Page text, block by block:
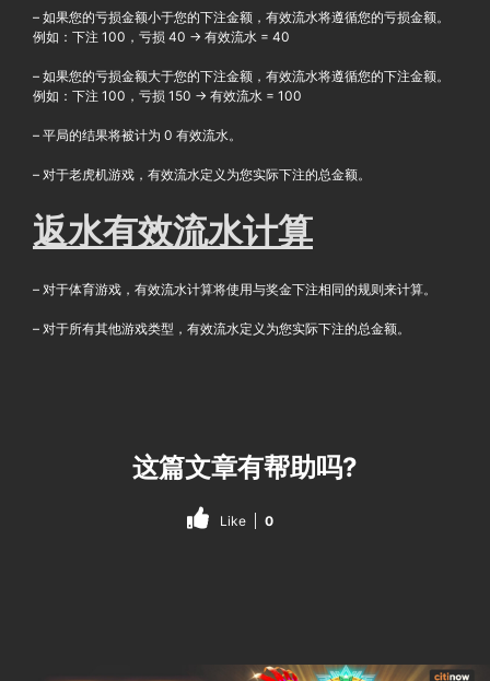
– 如果您的亏损金额小于您的下注金额，有效流水将遵循您的亏损金额。
例如：下注 100，亏损 40 → 有效流水 = 40
– 如果您的亏损金额大于您的下注金额，有效流水将遵循您的下注金额。
例如：下注 100，亏损 150 → 有效流水 = 100
– 平局的结果将被计为 0 有效流水。
– 对于老虎机游戏，有效流水定义为您实际下注的总金额。
返水有效流水计算
– 对于体育游戏，有效流水计算将使用与奖金下注相同的规则来计算。
– 对于所有其他游戏类型，有效流水定义为您实际下注的总金额。
这篇文章有帮助吗?
Like 0